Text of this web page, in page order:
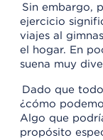
Sin embargo,
ejercicio
viajes al
el hogar. En
suena muy
Dado que
¿cómo
Algo que
propósito